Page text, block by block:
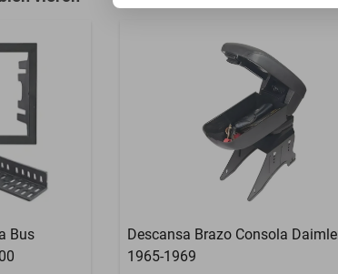
Bus
Descansa Brazo Consola
1965-1969